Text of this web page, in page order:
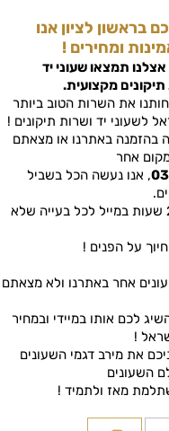
בראשון לציון אנו
ומחירים !
אצלנו תמצאו שעוני יד
מקצועית.
את השרות הטוב ביותר
לשעוני יד ושרות תיקונים !
בהזמנה באתרנו או מצאתם
אחר
, אנו נעשה הכל בשביל
נציגנו ישמחו לתת לכם מענה ותשובות 24 שעות במייל לכל בעייה שלא
על הפנים !
אחר באתרנו ולא מצאתם
לכם אותו במיידי ובמחיר
!
את מירב דגמי השעונים
השעונים
מאז ולתמיד !